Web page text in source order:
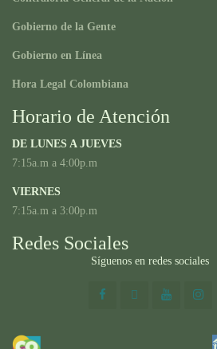
Gobierno de la Gente
Gobierno en Línea
Hora Legal Colombiana
Horario de Atención
DE LUNES A JUEVES
7:15a.m a 4:00p.m
VIERNES
7:15a.m a 3:00p.m
Redes Sociales
Síguenos en redes sociales